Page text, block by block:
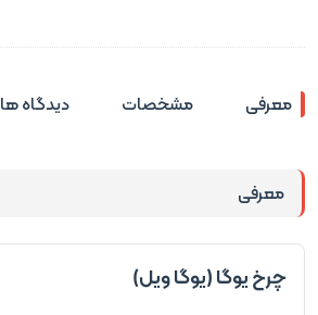
معرفی مشخصات دیدگاه ها
معرفی
چرخ یوگا (یوگا ویل)